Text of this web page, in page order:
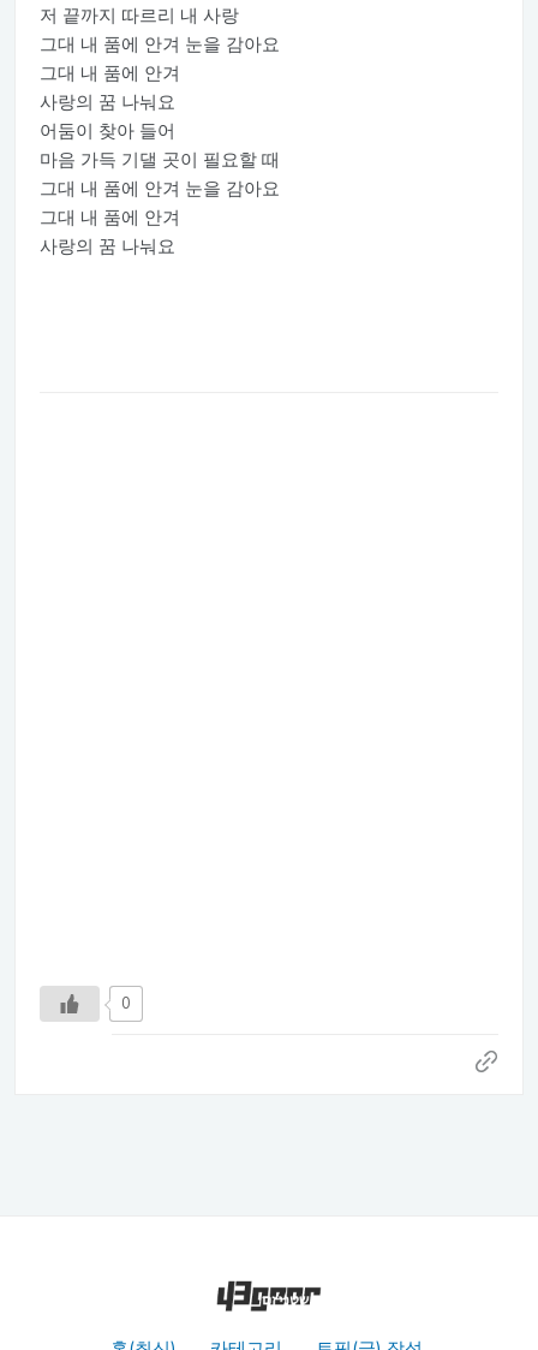
저 끝까지 따르리 내 사랑
그대 내 품에 안겨 눈을 감아요
그대 내 품에 안겨
사랑의 꿈 나눠요
어둠이 찾아 들어
마음 가득 기댈 곳이 필요할 때
그대 내 품에 안겨 눈을 감아요
그대 내 품에 안겨
사랑의 꿈 나눠요
0